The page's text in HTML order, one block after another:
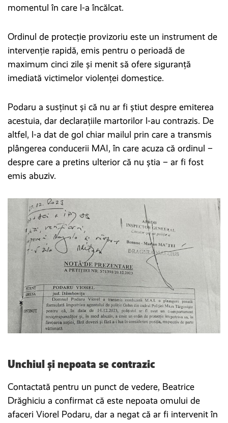
momentul în care l-a încălcat.
Ordinul de protecție provizoriu este un instrument de
intervenție rapidă, emis pentru o perioadă de
maximum cinci zile și menit să ofere siguranță
imediată victimelor violenței domestice.
Podaru a susținut și că nu ar fi știut despre emiterea
acestuia, dar declarațiile martorilor l-au contrazis. De
altfel, l-a dat de gol chiar mailul prin care a transmis
plângerea conducerii MAI, în care acuza că ordinul –
despre care a pretins ulterior că nu știa – ar fi fost
emis abuziv.
Unchiul și nepoata se contrazic
Contactată pentru un punct de vedere, Beatrice
Drăghiciu a confirmat că este nepoata omului de
afaceri Viorel Podaru, dar a negat că ar fi intervenit în